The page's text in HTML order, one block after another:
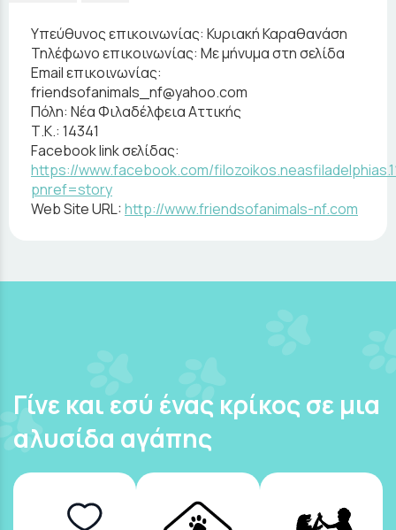
Υπεύθυνος επικοινωνίας: Κυριακή Καραθανάση
Τηλέφωνο επικοινωνίας: Με μήνυμα στη σελίδα
Email επικοινωνίας:
friendsofanimals_nf@yahoo.com
Πόλη: Νέα Φιλαδέλφεια Αττικής
Τ.Κ.: 14341
Facebook link σελίδας:
https://www.facebook.com/
pnref=story
Web Site URL:http://www.friendsofanimals-nf.com
Γίνε και εσύ ένας κρίκος σε μια
αλυσίδα αγάπης